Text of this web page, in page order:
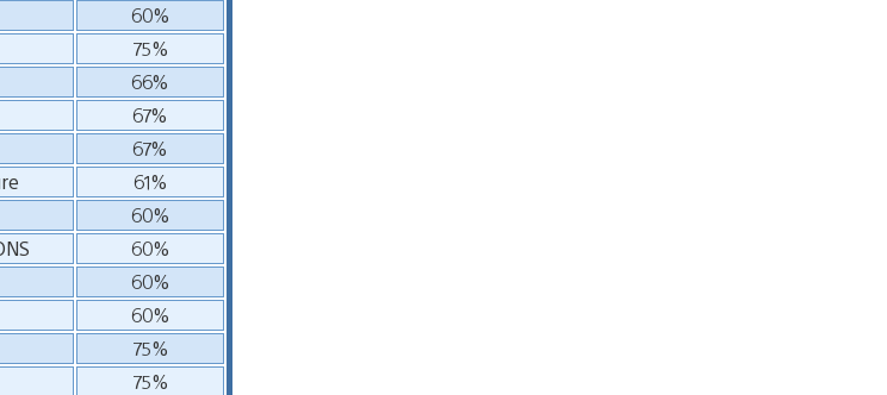
60%
75%
66%
67%
67%
61%
60%
60%
60%
60%
75%
75%